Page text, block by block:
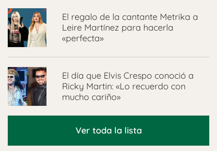
El regalo de la cantante Metrika a
Leire Martínez para hacerla
«perfecta»
El día que Elvis Crespo conoció a
Ricky Martin: «Lo recuerdo con
mucho cariño»
Ver toda la lista